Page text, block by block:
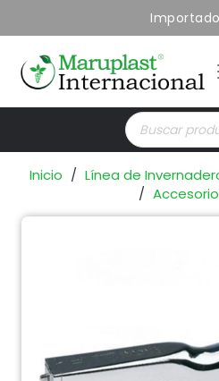
Búsqueda
de
productos
Inicio / Línea de
/